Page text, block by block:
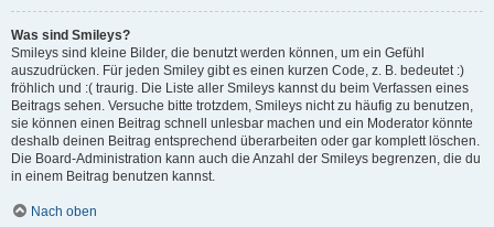
Was sind Smileys?
Smileys sind kleine Bilder, die benutzt werden können, um ein Gefühl
auszudrücken. Für jeden Smiley gibt es einen kurzen Code, z. B. bedeutet :)
fröhlich und :( traurig. Die Liste aller Smileys kannst du beim Verfassen eines
Beitrags sehen. Versuche bitte trotzdem, Smileys nicht zu häufig zu benutzen,
sie können einen Beitrag schnell unlesbar machen und ein Moderator könnte
deshalb deinen Beitrag entsprechend überarbeiten oder gar komplett löschen.
Die Board-Administration kann auch die Anzahl der Smileys begrenzen, die du
in einem Beitrag benutzen kannst.
Nach oben